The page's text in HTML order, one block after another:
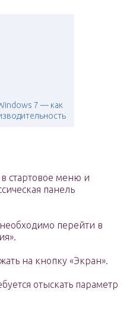
7 — как
стартовое меню и
панель
перейти в
на кнопку «Экран».
отыскать параметр